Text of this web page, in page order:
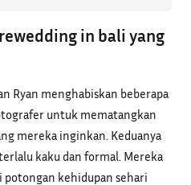
in bali yang
Ryan menghabiskan beberapa
untuk mematangkan
mereka inginkan. Keduanya
kaku dan formal. Mereka
kehidupan sehari